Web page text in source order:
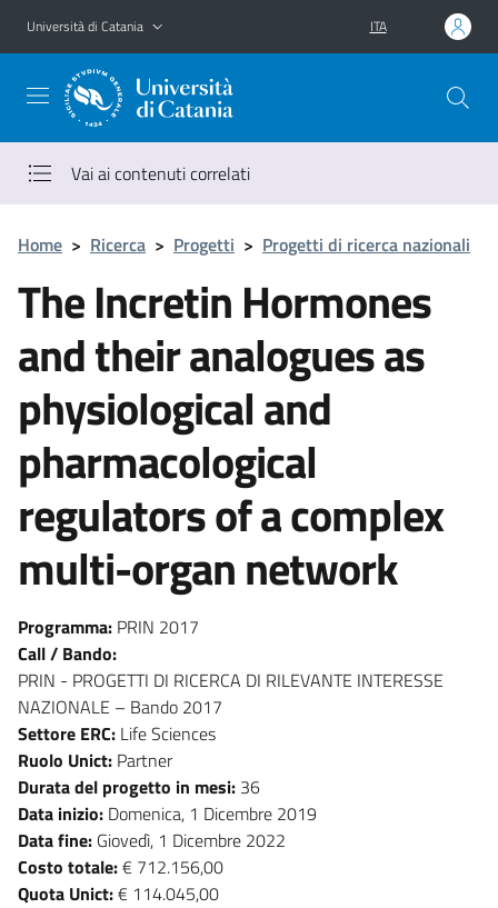
Vai al contenuto principale
Vai al menu di navigazione
Università di Catania ITA
Vai ai contenuti correlati
Home > Ricerca > Progetti > Progetti di ricerca nazionali
The Incretin Hormones
and their analogues as
physiological and
pharmacological
regulators of a complex
multi-organ network
Programma: PRIN 2017
Call / Bando:
PRIN - PROGETTI DI RICERCA DI RILEVANTE INTERESSE
NAZIONALE – Bando 2017
Settore ERC: Life Sciences
Ruolo Unict: Partner
Durata del progetto in mesi: 36
Data inizio: Domenica, 1 Dicembre 2019
Data fine: Giovedì, 1 Dicembre 2022
Costo totale:€ 712.156,00
Quota Unict:€ 114.045,00